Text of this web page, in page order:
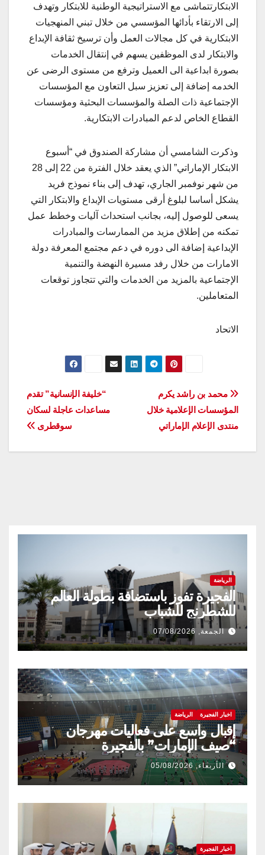
الابتكارتتماشى مع الاستراتيجية الوطنية للابتكار وتهدف
إلى الارتقاء بأدائها المؤسسي من خلال تبني المنهجيات
الابتكارية في كل مجالات العمل وأن ترسيخ ثقافة الإبداع
والابتكار لدى الموظفين يسهم في إنتقال الخدمات
بصورة ابداعية الى العميل وترفع من مستوى الرضى عن
الخدمه إضافة إلى تعزيز سبل التعاون مع المؤسسات
الإجتماعية ذات الصلة والمؤسسات البحثية ومؤسسات
القطاع الخاص لدعم المبادرات الابتكارية.
وذكرت الشامسي أن مشاركة الصندوق في “أسبوع
الابتكار الإماراتي” الذي يعقد خلال الفترة من 22 إلى 28
من شهر نوفمبر الجاري، تهدف إلى بناء نموذج فريد
يشكل أساسا لبلوغ أرقى مستويات الإبداع والابتكار التي
يسعى للوصول إليه، بجانب استحداث آليات وخطط عمل
تمكنه من إطلاق مزيد من الممارسات والمبادرات
الإبداعية إضافة الى دوره في دعم مجتمع المعرفة دولة
الامارات من خلال رفد مسيرة النهضة والتنمية
الإجتماعية بالمزيد من الخدمات والتي تتجاوز توقعات
المتعاملين.
الاتحاد
تصفّح
المقالات
“خليفة الإنسانية” تقدم
مساعدات عاجلة لسكان
سوقطرى
محمد بن راشد يكرم
المؤسسات الإعلامية خلال
منتدى الإعلام الإماراتي
الرياضة
الفجيرة تفوز باستضافة بطولة العالم
للشطرنج للشباب
الجمعة, 07/08/2026
اخبار الفجيرة الرياضة
إقبال واسع على فعاليات مهرجان
“صيف الإمارات” بالفجيرة
الأربعاء, 05/08/2026
اخبار الفجيرة